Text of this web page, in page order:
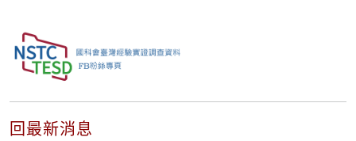
回最新消息